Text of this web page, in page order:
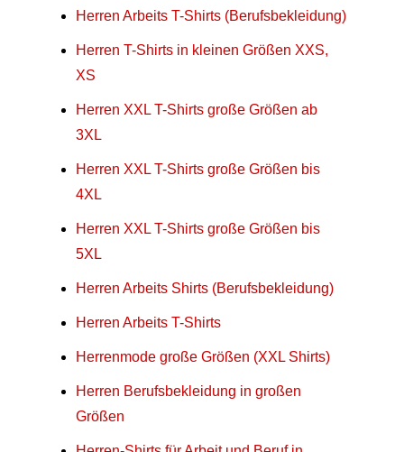
Herren Arbeits T-Shirts (Berufsbekleidung)
Herren T-Shirts in kleinen Größen XXS,
XS
Herren XXL T-Shirts große Größen ab
3XL
Herren XXL T-Shirts große Größen bis
4XL
Herren XXL T-Shirts große Größen bis
5XL
Herren Arbeits Shirts (Berufsbekleidung)
Herren Arbeits T-Shirts
Herrenmode große Größen (XXL Shirts)
Herren Berufsbekleidung in großen
Größen